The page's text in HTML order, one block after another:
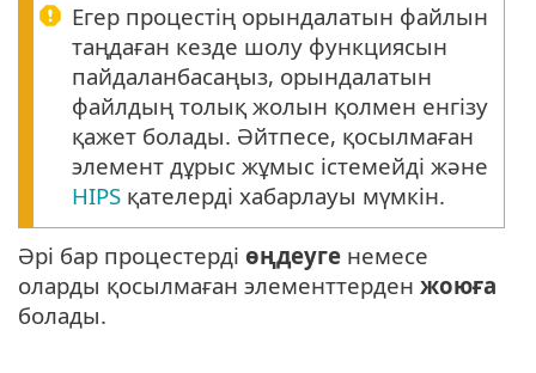
Егер процестің орындалатын файлын
таңдаған кезде шолу функциясын
пайдаланбасаңыз, орындалатын
файлдың толық жолын қолмен енгізу
қажет болады. Әйтпесе, қосылмаған
элемент дұрыс жұмыс істемейді және
HIPS қателерді хабарлауы мүмкін.
Әрі бар процестерді өңдеуге немесе
оларды қосылмаған элементтерден жоюға
болады.